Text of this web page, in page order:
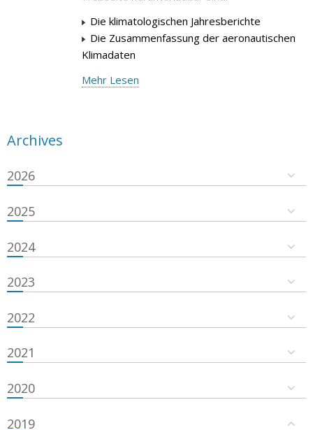
Die klimatologischen Jahresberichte
Die Zusammenfassung der aeronautischen
Klimadaten
Mehr Lesen
Archives
2026
2025
2024
2023
2022
2021
2020
2019